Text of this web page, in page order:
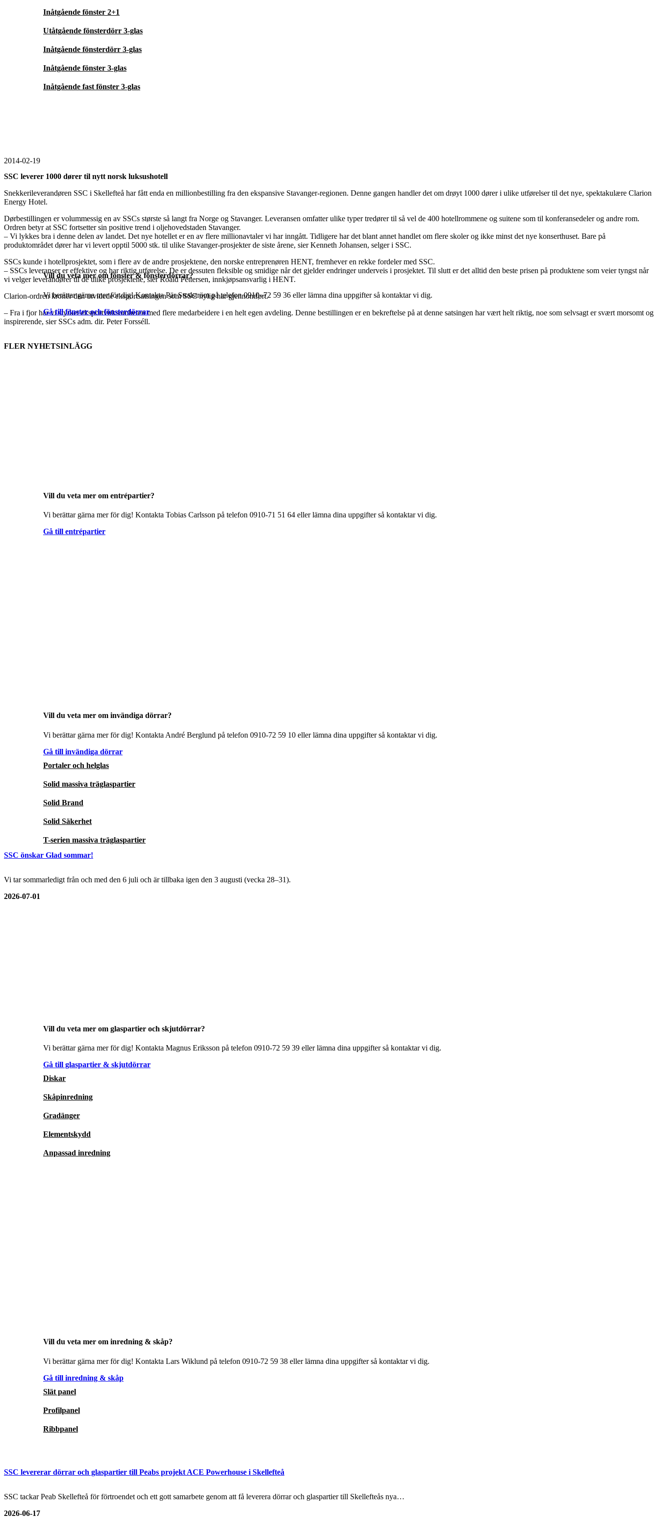
Inåtgående fönster 2+1
Utåtgående fönsterdörr 3-glas
Inåtgående fönsterdörr 3-glas
Inåtgående fönster 3-glas
Inåtgående fast fönster 3-glas
Vill du veta mer om fönster & fönsterdörrar?
Vi berättar gärna mer för dig! Kontakta Pär Stralström på telefon 0910–72 59 36 eller lämna dina uppgifter så kontaktar vi dig.
Gå till fönster och fönsterdörrar
Vill du veta mer om entrépartier?
Vi berättar gärna mer för dig! Kontakta Tobias Carlsson på telefon 0910-71 51 64 eller lämna dina uppgifter så kontaktar vi dig.
Gå till entrépartier
Vill du veta mer om invändiga dörrar?
Vi berättar gärna mer för dig! Kontakta André Berglund på telefon 0910-72 59 10 eller lämna dina uppgifter så kontaktar vi dig.
Gå till invändiga dörrar
Portaler och helglas
Solid massiva träglaspartier
Solid Brand
Solid Säkerhet
T-serien massiva träglaspartier
Vill du veta mer om glaspartier och skjutdörrar?
Vi berättar gärna mer för dig! Kontakta Magnus Eriksson på telefon 0910-72 59 39 eller lämna dina uppgifter så kontaktar vi dig.
Gå till glaspartier & skjutdörrar
Diskar
Skåpinredning
Gradänger
Elementskydd
Anpassad inredning
Vill du veta mer om inredning & skåp?
Vi berättar gärna mer för dig! Kontakta Lars Wiklund på telefon 0910-72 59 38 eller lämna dina uppgifter så kontaktar vi dig.
Gå till inredning & skåp
Slät panel
Profilpanel
Ribbpanel
2014-02-19
SSC leverer 1000 dører til nytt norsk luksushotell
Snekkerileverandøren SSC i Skellefteå har fått enda en millionbestilling fra den ekspansive Stavanger-regionen. Denne gangen handler det om drøyt 1000 dører i ulike utførelser til det nye, spektakulære Clarion
Energy Hotel.
Dørbestillingen er volummessig en av SSCs største så langt fra Norge og Stavanger. Leveransen omfatter ulike typer tredører til så vel de 400 hotellrommene og suitene som til konferansedeler og andre rom.
Ordren betyr at SSC fortsetter sin positive trend i oljehovedstaden Stavanger.
– Vi lykkes bra i denne delen av landet. Det nye hotellet er en av flere millionavtaler vi har inngått. Tidligere har det blant annet handlet om flere skoler og ikke minst det nye konserthuset. Bare på
produktområdet dører har vi levert opptil 5000 stk. til ulike Stavanger-prosjekter de siste årene, sier Kenneth Johansen, selger i SSC.
SSCs kunde i hotellprosjektet, som i flere av de andre prosjektene, den norske entreprenøren HENT, fremhever en rekke fordeler med SSC.
– SSCs leveranser er effektive og har riktig utførelse. De er dessuten fleksible og smidige når det gjelder endringer underveis i prosjektet. Til slutt er det alltid den beste prisen på produktene som veier tyngst når
vi velger leverandører til de ulike prosjektene, sier Roald Pettersen, innkjøpsansvarlig i HENT.
Clarion-ordren kroner den utvidede eksportsatsingen som SSC nylig har gjennomført.
– Fra i fjor har vi styrket eksportvirksomheten med flere medarbeidere i en helt egen avdeling. Denne bestillingen er en bekreftelse på at denne satsingen har vært helt riktig, noe som selvsagt er svært morsomt og
inspirerende, sier SSCs adm. dir. Peter Forsséll.
FLER NYHETSINLÄGG
SSC önskar Glad sommar!
Vi tar sommarledigt från och med den 6 juli och är tillbaka igen den 3 augusti (vecka 28–31).
2026-07-01
SSC levererar dörrar och glaspartier till Peabs projekt ACE Powerhouse i Skellefteå
SSC tackar Peab Skellefteå för förtroendet och ett gott samarbete genom att få leverera dörrar och glaspartier till Skellefteås nya…
2026-06-17